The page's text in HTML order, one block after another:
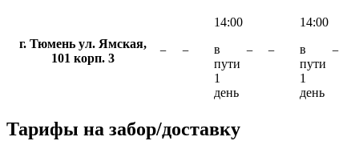
г. Тюмень ул. Ямская,
101 корп. 3
− −
14:00
в
пути
1
день
− −
14:00
в
пути
1
день
−
Тарифы на забор/доставку